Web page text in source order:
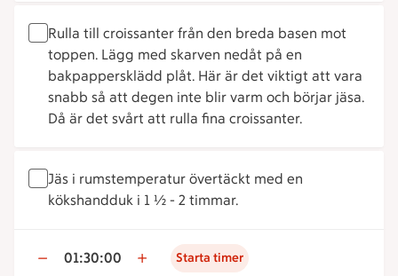
Rulla till croissanter från den breda basen mot
toppen. Lägg med skarven nedåt på en
bakpappersklädd plåt. Här är det viktigt att vara
snabb så att degen inte blir varm och börjar jäsa.
Då är det svårt att rulla fina croissanter.
Jäs i rumstemperatur övertäckt med en
kökshandduk i 1 ½ - 2 timmar.
01:30:00 Starta timer